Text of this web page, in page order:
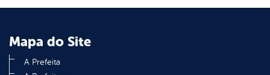
Mapa do Site
A Prefeita